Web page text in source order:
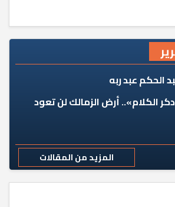
الحكم عبد ربه
الكلام».. أرض الزمالك لن تعود
المزيد من المقالات